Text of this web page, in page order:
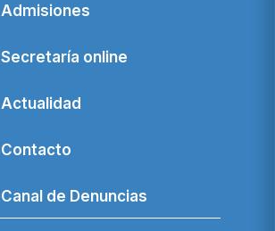
Admisiones
Secretaría online
Actualidad
Contacto
Canal de Denuncias